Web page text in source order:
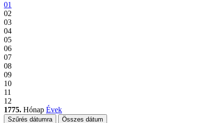
01
02
03
04
05
06
07
08
09
10
11
12
1775. Hónap Évek
Szűrés dátumra Összes dátum